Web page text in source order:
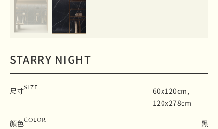
STARRY NIGHT
尺寸SIZE
60x120cm,
120x278cm
顏色COLOR 黑